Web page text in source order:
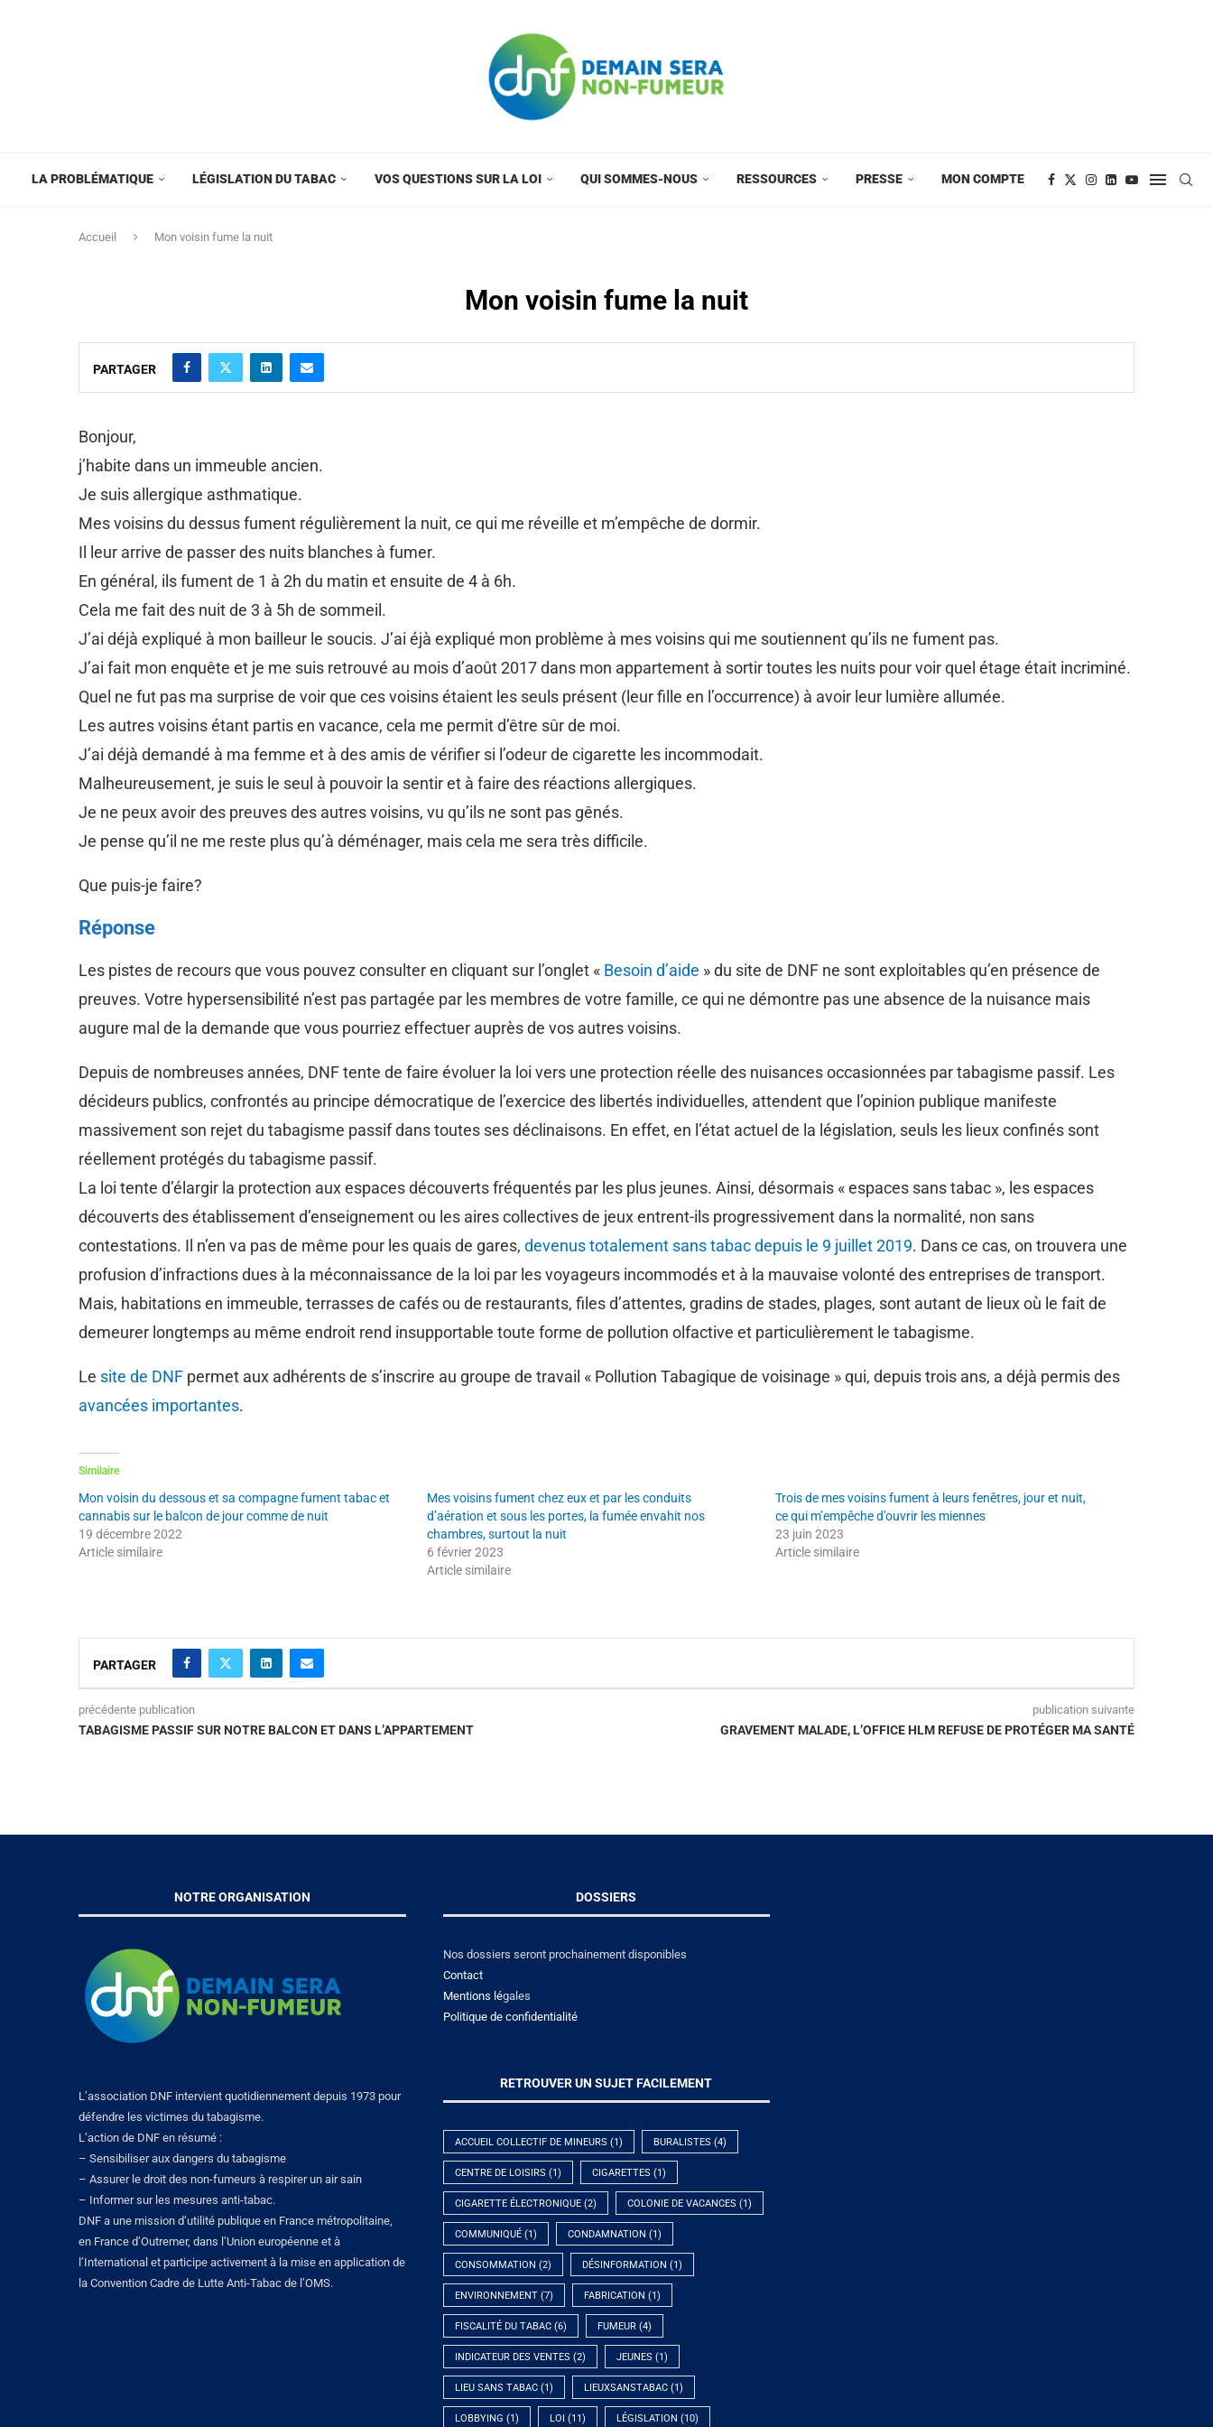
LA PROBLÉMATIQUE LÉGISLATION DU TABAC VOS QUESTIONS SUR LA LOI QUI SOMMES-NOUS RESSOURCES PRESSE MON COMPTE
Accueil Mon voisin fume la nuit
Mon voisin fume la nuit
PARTAGER
Bonjour,
j’habite dans un immeuble ancien.
Je suis allergique asthmatique.
Mes voisins du dessus fument régulièrement la nuit, ce qui me réveille et m’empêche de dormir.
Il leur arrive de passer des nuits blanches à fumer.
En général, ils fument de 1 à 2h du matin et ensuite de 4 à 6h.
Cela me fait des nuit de 3 à 5h de sommeil.
J’ai déjà expliqué à mon bailleur le soucis. J’ai éjà expliqué mon problème à mes voisins qui me soutiennent qu’ils ne fument pas.
J’ai fait mon enquête et je me suis retrouvé au mois d’août 2017 dans mon appartement à sortir toutes les nuits pour voir quel étage était incriminé.
Quel ne fut pas ma surprise de voir que ces voisins étaient les seuls présent (leur fille en l’occurrence) à avoir leur lumière allumée.
Les autres voisins étant partis en vacance, cela me permit d’être sûr de moi.
J’ai déjà demandé à ma femme et à des amis de vérifier si l’odeur de cigarette les incommodait.
Malheureusement, je suis le seul à pouvoir la sentir et à faire des réactions allergiques.
Je ne peux avoir des preuves des autres voisins, vu qu’ils ne sont pas gênés.
Je pense qu’il ne me reste plus qu’à déménager, mais cela me sera très difficile.
Que puis-je faire?
Réponse
Les pistes de recours que vous pouvez consulter en cliquant sur l’onglet « Besoin d’aide » du site de DNF ne sont exploitables qu’en présence de
preuves. Votre hypersensibilité n’est pas partagée par les membres de votre famille, ce qui ne démontre pas une absence de la nuisance mais
augure mal de la demande que vous pourriez effectuer auprès de vos autres voisins.
Depuis de nombreuses années, DNF tente de faire évoluer la loi vers une protection réelle des nuisances occasionnées par tabagisme passif. Les
décideurs publics, confrontés au principe démocratique de l’exercice des libertés individuelles, attendent que l’opinion publique manifeste
massivement son rejet du tabagisme passif dans toutes ses déclinaisons. En effet, en l’état actuel de la législation, seuls les lieux confinés sont
réellement protégés du tabagisme passif.
La loi tente d’élargir la protection aux espaces découverts fréquentés par les plus jeunes. Ainsi, désormais « espaces sans tabac », les espaces
découverts des établissement d’enseignement ou les aires collectives de jeux entrent-ils progressivement dans la normalité, non sans
contestations. Il n’en va pas de même pour les quais de gares, devenus totalement sans tabac depuis le 9 juillet 2019. Dans ce cas, on trouvera une
profusion d’infractions dues à la méconnaissance de la loi par les voyageurs incommodés et à la mauvaise volonté des entreprises de transport.
Mais, habitations en immeuble, terrasses de cafés ou de restaurants, files d’attentes, gradins de stades, plages, sont autant de lieux où le fait de
demeurer longtemps au même endroit rend insupportable toute forme de pollution olfactive et particulièrement le tabagisme.
Le site de DNF permet aux adhérents de s’inscrire au groupe de travail « Pollution Tabagique de voisinage » qui, depuis trois ans, a déjà permis des
avancées importantes.
Similaire
Mon voisin du dessous et sa compagne fument tabac et
cannabis sur le balcon de jour comme de nuit
19 décembre 2022
Article similaire
Mes voisins fument chez eux et par les conduits
d’aération et sous les portes, la fumée envahit nos
chambres, surtout la nuit
6 février 2023
Article similaire
Trois de mes voisins fument à leurs fenêtres, jour et nuit,
ce qui m’empêche d’ouvrir les miennes
23 juin 2023
Article similaire
PARTAGER
précédente publication
TABAGISME PASSIF SUR NOTRE BALCON ET DANS L’APPARTEMENT
publication suivante
GRAVEMENT MALADE, L’OFFICE HLM REFUSE DE PROTÉGER MA SANTÉ
NOTRE ORGANISATION
L’association DNF intervient quotidiennement depuis 1973 pour
défendre les victimes du tabagisme.
L’action de DNF en résumé :
– Sensibiliser aux dangers du tabagisme
– Assurer le droit des non-fumeurs à respirer un air sain
– Informer sur les mesures anti-tabac.
DNF a une mission d’utilité publique en France métropolitaine,
en France d’Outremer, dans l’Union européenne et à
l’International et participe activement à la mise en application de
la Convention Cadre de Lutte Anti-Tabac de l’OMS.
DOSSIERS
Nos dossiers seront prochainement disponibles
Contact
Mentions légales
Politique de confidentialité
RETROUVER UN SUJET FACILEMENT
ACCUEIL COLLECTIF DE MINEURS (1) BURALISTES (4)
CENTRE DE LOISIRS (1) CIGARETTES (1)
CIGARETTE ÉLECTRONIQUE(2) COLONIE DE VACANCES (1)
COMMUNIQUÉ(1) CONDAMNATION (1)
CONSOMMATION (2) DÉSINFORMATION (1)
ENVIRONNEMENT(7) FABRICATION (1)
FISCALITÉ DU TABAC(6) FUMEUR(4)
INDICATEUR DES VENTES (2) JEUNES (1)
LIEU SANS TABAC(1) LIEUXSANSTABAC(1)
LOBBYING (1) LOI (11) LÉGISLATION (10)